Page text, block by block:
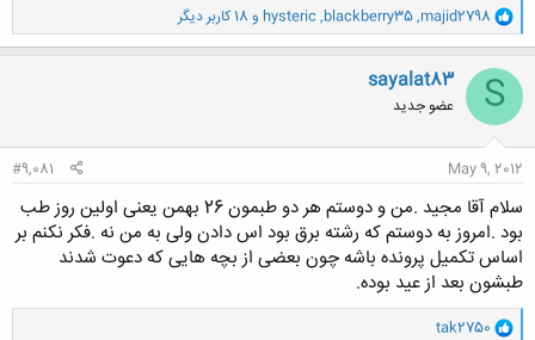
و
ا
ک
ن
ش
ه
ا
majid2798
,
blackberry35
,
hysteric و 18 کاربر دیگر
S
sayalat83
عضو جدید
May 9, 2012
#9,081
سلام آقا مجید .من و دوستم هر دو طبمون 26 بهمن یعنی اولین روز طب
بود .امروز به دوستم که رشته برق بود اس دادن ولی به من نه .فکر نکنم بر
اساس تکمیل پرونده باشه چون بعضی از بچه هایی که دعوت شدند
طبشون بعد از عید بوده.
وtak2750